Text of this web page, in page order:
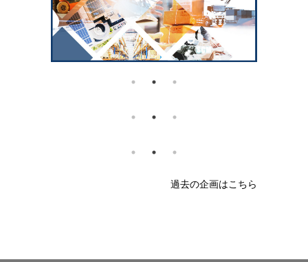
過去の企画はこちら